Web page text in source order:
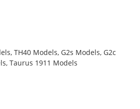
TH40 Models, G2s Models, G2c
Taurus 1911 Models